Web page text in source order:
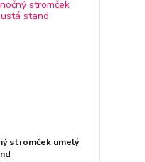
stromček umelý